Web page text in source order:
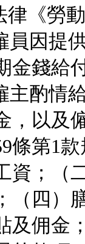
《勞動
員因提
金錢給
主酌情
，以及
第1款
資；（
（四）
及佣金